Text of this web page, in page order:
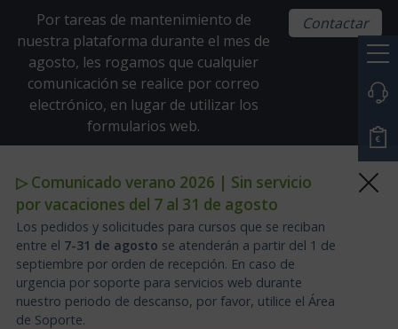
Por tareas de mantenimiento de
nuestra plataforma durante el mes de
agosto, les rogamos que cualquier
comunicación se realice por correo
electrónico, en lugar de utilizar los
formularios web.
Contactar
▷ Comunicado verano 2026 | Sin servicio
por vacaciones del 7 al 31 de agosto
Los pedidos y solicitudes para cursos que se reciban
entre el 7-31 de agosto se atenderán a partir del 1 de
septiembre por orden de recepción. En caso de
urgencia por soporte para servicios web durante
nuestro periodo de descanso, por favor, utilice el Área
de Soporte.